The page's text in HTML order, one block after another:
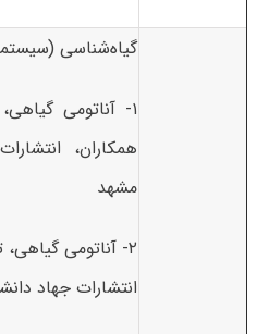
گیاه‌شناسی
۱- آناتومی
همکاران،
مشهد
۲- آناتومی
انتشارات جهاد